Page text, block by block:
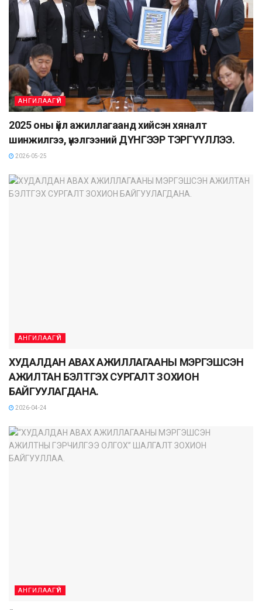
АНГИЛААГҮЙ
2025 оны үйл ажиллагаанд хийсэн хяналт
шинжилгээ, үнэлгээний ДҮНГЭЭР ТЭРГҮҮЛЛЭЭ.
2026-05-25
АНГИЛААГҮЙ
ХУДАЛДАН АВАХ АЖИЛЛАГААНЫ МЭРГЭШСЭН
АЖИЛТАН БЭЛТГЭХ СУРГАЛТ ЗОХИОН
БАЙГУУЛАГДАНА.
2026-04-24
АНГИЛААГҮЙ